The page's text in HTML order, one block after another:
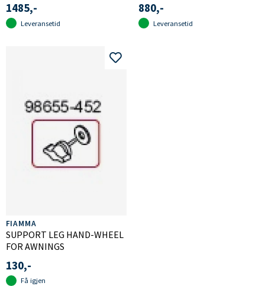
1485,-
Leveransetid
880,-
Leveransetid
FIAMMA
SUPPORT LEG HAND-WHEEL
FOR AWNINGS
130,-
Få igjen